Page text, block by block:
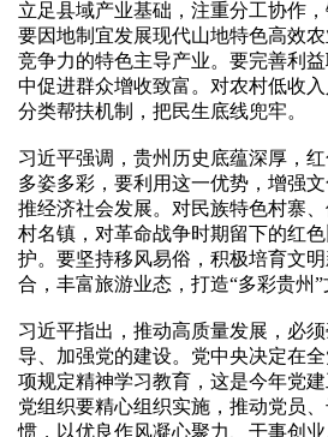
立足县域产业基础，注重分工协作，
要因地制宜发展现代山地特色高效
竞争力的特色主导产业。要完善利
中促进群众增收致富。对农村低收入
分类帮扶机制，把民生底线兜牢。
习近平强调，贵州历史底蕴深厚，
多姿多彩，要利用这一优势，增强
推经济社会发展。对民族特色村寨
村名镇，对革命战争时期留下的红
护。要坚持移风易俗，积极培育文
合，丰富旅游业态，打造“多彩贵州”
习近平指出，推动高质量发展，必
导、加强党的建设。党中央决定在
项规定精神学习教育，这是今年党
党组织要精心组织实施，推动党员
惯，以优良作风凝心聚力、干事创